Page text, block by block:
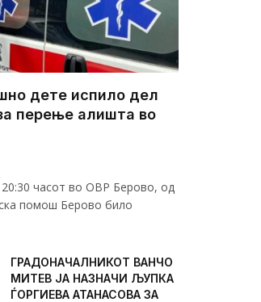
дете испило дел
перење алишта во
часот во ОВР Берово, од
помош Берово било
ГРАДОНАЧАЛНИКОТ ВАНЧО
МИТЕВ ЈА НАЗНАЧИ ЉУПКА
ЃОРГИЕВА АТАНАСОВА ЗА